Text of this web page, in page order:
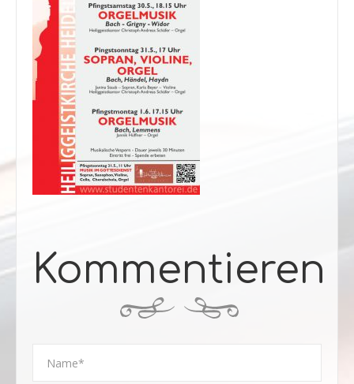
Kommentieren